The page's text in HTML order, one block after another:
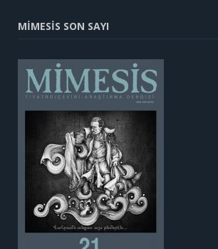
MİMESİS SON SAYI